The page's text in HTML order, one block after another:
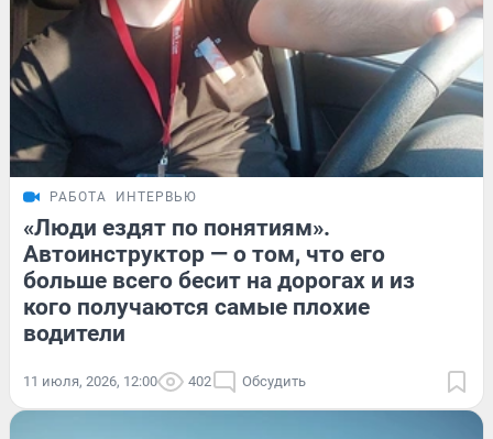
РАБОТА ИНТЕРВЬЮ
«Люди ездят по понятиям».
Автоинструктор — о том, что его
больше всего бесит на дорогах и из
кого получаются самые плохие
водители
11 июля, 2026, 12:00 402 Обсудить